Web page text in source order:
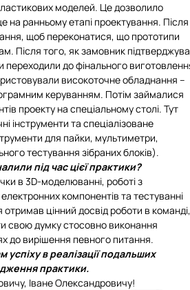
моделей. Це дозволило
на ранньому етапі проектування. Після
щоб переконатися, що прототипи
Після того, як замовник
переходили до фінального
високоточне обладнання –
керуванням. Потім займалися
проекту на спеціальному столі. Тут
інструменти та спеціалізоване
для пайки, мультиметри,
тестування зібраних блоків).
під час цієї практики?
в 3D-моделюванні, роботі з
компонентів та тестуванні
цінний досвід роботи в команді,
свою думку стосовно виконання
до вирішення певного питання.
в реалізації подальших
практики.
Іване Олександровичу!